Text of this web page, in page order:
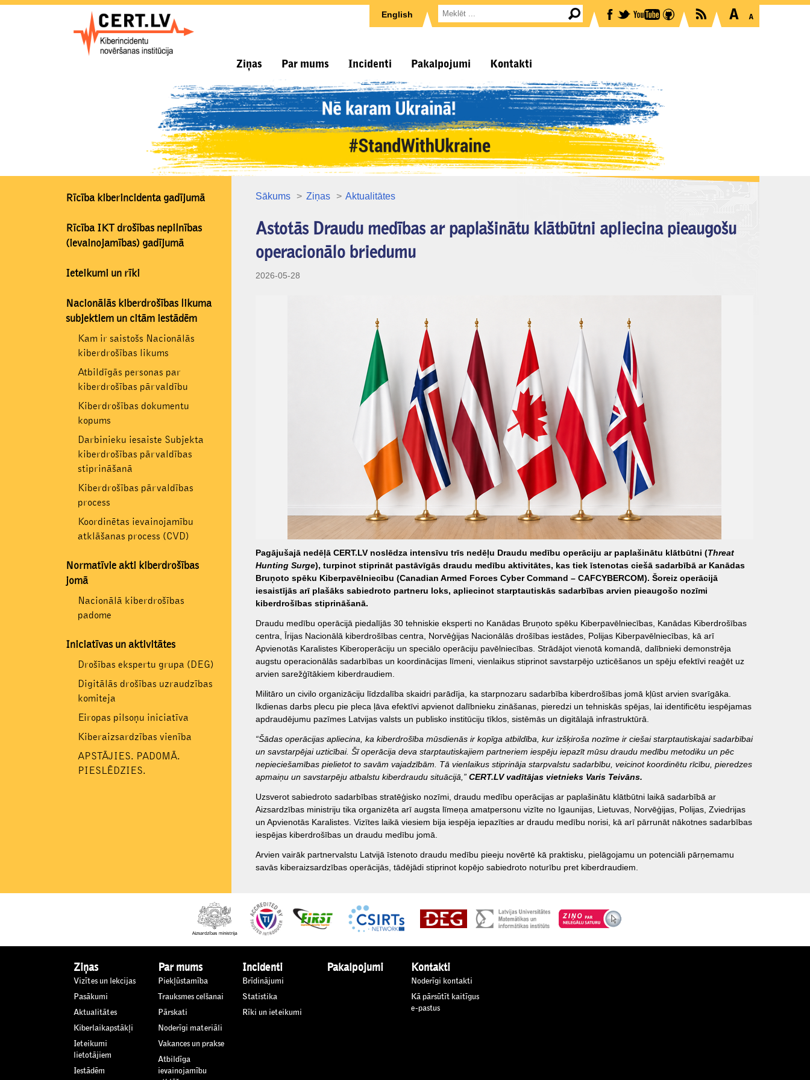
English
Ziņas Par mums Incidenti Pakalpojumi Kontakti
Rīcība kiberincidenta gadījumā
Rīcība IKT drošības nepilnības
(ievainojamības) gadījumā
Ieteikumi un rīki
Nacionālās kiberdrošības likuma
subjektiem un citām iestādēm
Kam ir saistošs Nacionālās
kiberdrošības likums
Atbildīgās personas par
kiberdrošības pārvaldību
Kiberdrošības dokumentu
kopums
Darbinieku iesaiste Subjekta
kiberdrošības pārvaldības
stiprināšanā
Kiberdrošības pārvaldības
process
Koordinētas ievainojamību
atklāšanas process (CVD)
Normatīvie akti kiberdrošības
jomā
Nacionālā kiberdrošības
padome
Iniciatīvas un aktivitātes
Drošības ekspertu grupa (DEG)
Digitālās drošības uzraudzības
komiteja
Eiropas pilsoņu iniciatīva
Kiberaizsardzības vienība
APSTĀJIES. PADOMĀ.
PIESLĒDZIES.
Sākums Ziņas Aktualitātes
Astotās Draudu medības ar paplašinātu klātbūtni apliecina pieaugošu
operacionālo briedumu
2026-05-28
Pagājušajā nedēļā CERT.LV noslēdza intensīvu trīs nedēļu Draudu medību operāciju ar paplašinātu klātbūtni (Threat
Hunting Surge), turpinot stiprināt pastāvīgās draudu medību aktivitātes, kas tiek īstenotas ciešā sadarbībā ar Kanādas
Bruņoto spēku Kiberpavēlniecību (Canadian Armed Forces Cyber Command – CAFCYBERCOM). Šoreiz operācijā
iesaistījās arī plašāks sabiedroto partneru loks, apliecinot starptautiskās sadarbības arvien pieaugošo nozīmi
kiberdrošības stiprināšanā.
Draudu medību operācijā piedalījās 30 tehniskie eksperti no Kanādas Bruņoto spēku Kiberpavēlniecības, Kanādas Kiberdrošības
centra, Īrijas Nacionālā kiberdrošības centra, Norvēģijas Nacionālās drošības iestādes, Polijas Kiberpavēlniecības, kā arī
Apvienotās Karalistes Kiberoperāciju un speciālo operāciju pavēlniecības. Strādājot vienotā komandā, dalībnieki demonstrēja
augstu operacionālās sadarbības un koordinācijas līmeni, vienlaikus stiprinot savstarpējo uzticēšanos un spēju efektīvi reaģēt uz
arvien sarežģītākiem kiberdraudiem.
Militāro un civilo organizāciju līdzdalība skaidri parādīja, ka starpnozaru sadarbība kiberdrošības jomā kļūst arvien svarīgāka.
Ikdienas darbs plecu pie pleca ļāva efektīvi apvienot dalībnieku zināšanas, pieredzi un tehniskās spējas, lai identificētu iespējamas
apdraudējumu pazīmes Latvijas valsts un publisko institūciju tīklos, sistēmās un digitālajā infrastruktūrā.
“Šādas operācijas apliecina, ka kiberdrošība mūsdienās ir kopīga atbildība, kur izšķiroša nozīme ir ciešai starptautiskajai sadarbībai
un savstarpējai uzticībai. Šī operācija deva starptautiskajiem partneriem iespēju iepazīt mūsu draudu medību metodiku un pēc
nepieciešamības pielietot to savām vajadzībām. Tā vienlaikus stiprināja starpvalstu sadarbību, veicinot koordinētu rīcību, pieredzes
apmaiņu un savstarpēju atbalstu kiberdraudu situācijā,” CERT.LV vadītājas vietnieks Varis Teivāns.
Uzsverot sabiedroto sadarbības stratēģisko nozīmi, draudu medību operācijas ar paplašinātu klātbūtni laikā sadarbībā ar
Aizsardzības ministriju tika organizēta arī augsta līmeņa amatpersonu vizīte no Igaunijas, Lietuvas, Norvēģijas, Polijas, Zviedrijas
un Apvienotās Karalistes. Vizītes laikā viesiem bija iespēja iepazīties ar draudu medību norisi, kā arī pārrunāt nākotnes sadarbības
iespējas kiberdrošības un draudu medību jomā.
Arvien vairāk partnervalstu Latvijā īstenoto draudu medību pieeju novērtē kā praktisku, pielāgojamu un potenciāli pārņemamu
savās kiberaizsardzības operācijās, tādējādi stiprinot kopējo sabiedroto noturību pret kiberdraudiem.
Ziņas
Vizītes un lekcijas
Pasākumi
Aktualitātes
Kiberlaikapstākļi
Ieteikumi
lietotājiem
Iestādēm
Par mums
Piekļūstamība
Trauksmes celšanai
Pārskati
Noderīgi materiāli
Vakances un prakse
Atbildīga
ievainojamību
Incidenti
Brīdinājumi
Statistika
Rīki un ieteikumi
Pakalpojumi Kontakti
Noderīgi kontakti
Kā pārsūtīt kaitīgus
e-pastus